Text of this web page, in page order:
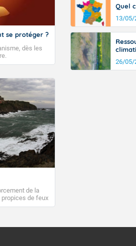
se protéger ?
dès les
de la
de feux
? Quelles sont
Roussillon à la
Quel
13/05/
26/05/